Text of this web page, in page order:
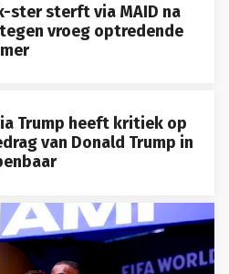
ster sterft via MAID na
vroeg optredende
Trump heeft kritiek op
van Donald Trump in